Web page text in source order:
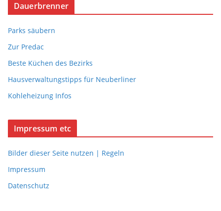
Dauerbrenner
Parks säubern
Zur Predac
Beste Küchen des Bezirks
Hausverwaltungstipps für Neuberliner
Kohleheizung Infos
Impressum etc
Bilder dieser Seite nutzen | Regeln
Impressum
Datenschutz